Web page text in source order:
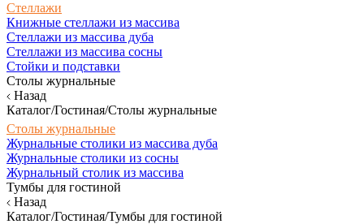
Стеллажи
Книжные стеллажи из массива
Стеллажи из массива дуба
Стеллажи из массива сосны
Стойки и подставки
Столы журнальные
Назад
Каталог/Гостиная/Столы журнальные
Столы журнальные
Журнальные столики из массива дуба
Журнальные столики из сосны
Журнальный столик из массива
Тумбы для гостиной
Назад
Каталог/Гостиная/Тумбы для гостиной